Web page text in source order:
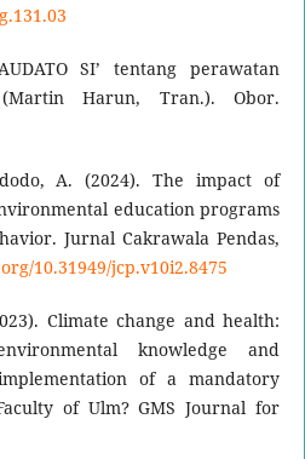
SI’ tentang perawatan
Harun, Tran.). Obor.
A. (2024). The impact of
education programs
Jurnal Cakrawala Pendas,
10.31949/jcp.v10i2.8475
Climate change and health:
knowledge and
of a mandatory
of Ulm? GMS Journal for